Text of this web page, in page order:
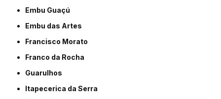
Embu Guaçú
Embu das Artes
Francisco Morato
Franco da Rocha
Guarulhos
Itapecerica da Serra